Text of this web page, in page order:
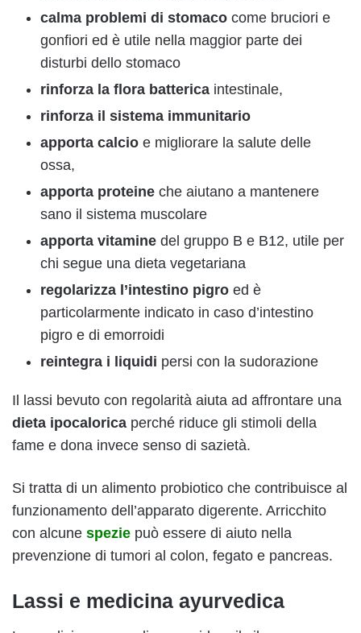
calma problemi di stomaco come bruciori e
gonfiori ed è utile nella maggior parte dei
disturbi dello stomaco
rinforza la flora batterica intestinale,
rinforza il sistema immunitario
apporta calcio e migliorare la salute delle
ossa,
apporta proteine che aiutano a mantenere
sano il sistema muscolare
apporta vitamine del gruppo B e B12, utile per
chi segue una dieta vegetariana
regolarizza l’intestino pigro ed è
particolarmente indicato in caso d’intestino
pigro e di emorroidi
reintegra i liquidi persi con la sudorazione
Il lassi bevuto con regolarità aiuta ad affrontare una
dieta ipocalorica perché riduce gli stimoli della
fame e dona invece senso di sazietà.
Si tratta di un alimento probiotico che contribuisce al
funzionamento dell’apparato digerente. Arricchito
con alcune spezie può essere di aiuto nella
prevenzione di tumori al colon, fegato e pancreas.
Lassi e medicina ayurvedica